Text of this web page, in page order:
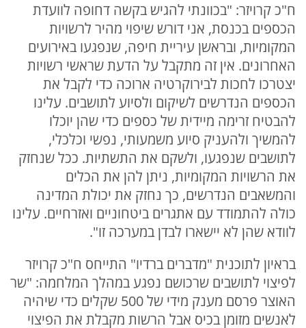
ח"כ קרויזר: "בכוונתי להגיש בקשה דחופה לוועדת
הכספים בכנסת, אני דורש שיפוי מהיר לרשויות
המקומיות, ובראשן עיריית חיפה, שנפגעו באירועים
האחרונים. אין זה מתקבל על הדעת שראשי רשויות
יצטרכו לחכות לבירוקרטיה ארוכה כדי לקבל את
הכספים הנדרשים לשיקום ולסיוע לתושבים. עלינו
להבטיח זרימה מיידית של כספים כדי שהן יוכלו
להמשיך ולהעניק סיוע משמעותי, נפשי וכלכלי,
לתושבים שנפגעו, ולשקם את התשתיות. ככל שנחזק
את הרשויות המקומיות, ניתן להן את הכלים
והמשאבים הנדרשים, כך נחזק את יכולת המדינה
כולה להתמודד עם אתגרים ביטחוניים ואזרחיים. עלינו
לוודא שהן לא יישארו לבדן במערכה זו".
בראיון לתוכנית "מדברים ברדיו" התייחס ח"כ קרויזר
לפיצוי לתושבים שרכושם נפגע במהלך המלחמה: "שר
האוצר פרסם מענק מידי של 500 שקלים כדי שיהיה
לאנשים מזומן בכיס אבל הרשות מקבלת את הפיצוי